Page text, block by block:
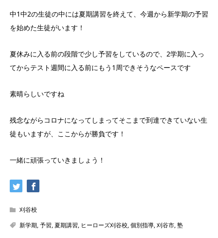
中1中2の生徒の中には夏期講習を終えて、今週から新学期の予習
を始めた生徒がいます！
夏休みに入る前の段階で少し予習をしているので、2学期に入っ
てからテスト週間に入る前にもう1周できそうなペースです
素晴らしいですね
残念ながらコロナになってしまってそこまで到達できていない生
徒もいますが、ここからが勝負です！
一緒に頑張っていきましょう！
刈谷校
新学期,予習,夏期講習, ヒーローズ刈谷校,個別指導,刈谷市,塾